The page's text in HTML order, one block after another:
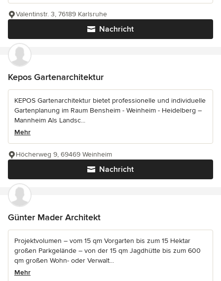
Nachricht
Valentinstr. 3, 76189 Karlsruhe
Kepos Gartenarchitektur
KEPOS Gartenarchitektur bietet professionelle und individuelle
Gartenplanung im Raum Bensheim - Weinheim - Heidelberg –
Mannheim Als Landsc...
Mehr
Nachricht
Höcherweg 9, 69469 Weinheim
Günter Mader Architekt
Projektvolumen – vom 15 qm Vorgarten bis zum 15 Hektar
großen Parkgelände – von der 15 qm Jagdhütte bis zum 600
qm großen Wohn- oder Verwalt...
Mehr